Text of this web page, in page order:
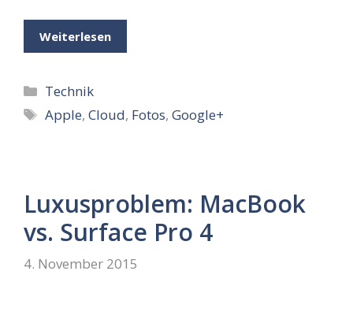
Weiterlesen
Kategorien
Technik
Schlagwörter
Apple,Cloud, Fotos,Google+
Luxusproblem: MacBook
vs. Surface Pro 4
4. November 2015